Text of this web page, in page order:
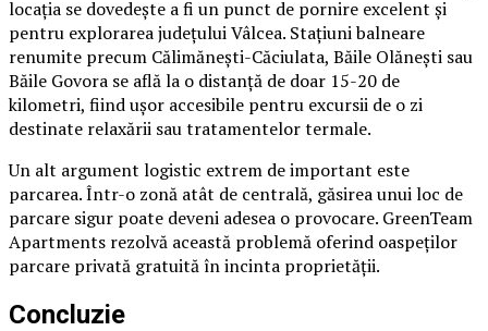
locația se dovedește a fi un punct de pornire excelent și
pentru explorarea județului Vâlcea. Stațiuni balneare
renumite precum Călimănești-Căciulata, Băile Olănești sau
Băile Govora se află la o distanță de doar 15-20 de
kilometri, fiind ușor accesibile pentru excursii de o zi
destinate relaxării sau tratamentelor termale.
Un alt argument logistic extrem de important este
parcarea. Într-o zonă atât de centrală, găsirea unui loc de
parcare sigur poate deveni adesea o provocare. GreenTeam
Apartments rezolvă această problemă oferind oaspeților
parcare privată gratuită în incinta proprietății.
Concluzie